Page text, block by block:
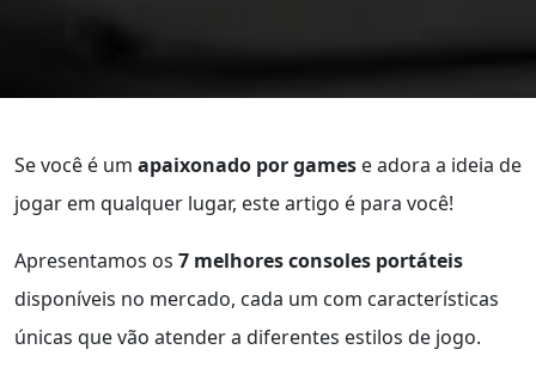
Se você é um apaixonado por games e adora a ideia de
jogar em qualquer lugar, este artigo é para você!
Apresentamos os 7 melhores consoles portáteis
disponíveis no mercado, cada um com características
únicas que vão atender a diferentes estilos de jogo.